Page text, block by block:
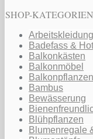
SHOP-KATEGORIEN
Badefass &
Balkonkästen
Balkonmöbel
Balkonpflanzen
Bambus
Bewässerung
Blühpflanzen
Blumenregale